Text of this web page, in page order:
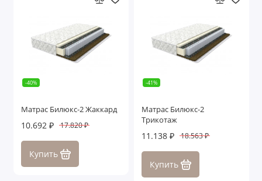
-40%
Матрас Билюкс-2 Жаккард
10.692 ₽ 17.820 ₽
Купить
-41%
Матрас Билюкс-2
Трикотаж
11.138 ₽ 18.563 ₽
Купить